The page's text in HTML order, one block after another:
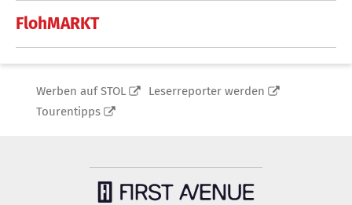
FlohMARKT
Werben auf STOL
Leserreporter werden
Tourentipps